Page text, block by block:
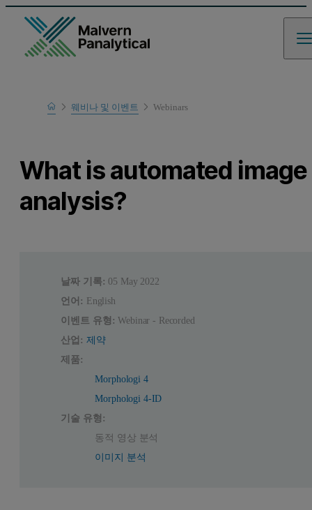
Home
Learn
웨비나 및 이벤트 Webinars
What is automated image
analysis?
날짜 기록: 05 May 2022
언어: English
이벤트 유형: Webinar - Recorded
산업: 제약
제품:
Morphologi 4
Morphologi 4-ID
기술 유형:
동적 영상 분석
이미지 분석